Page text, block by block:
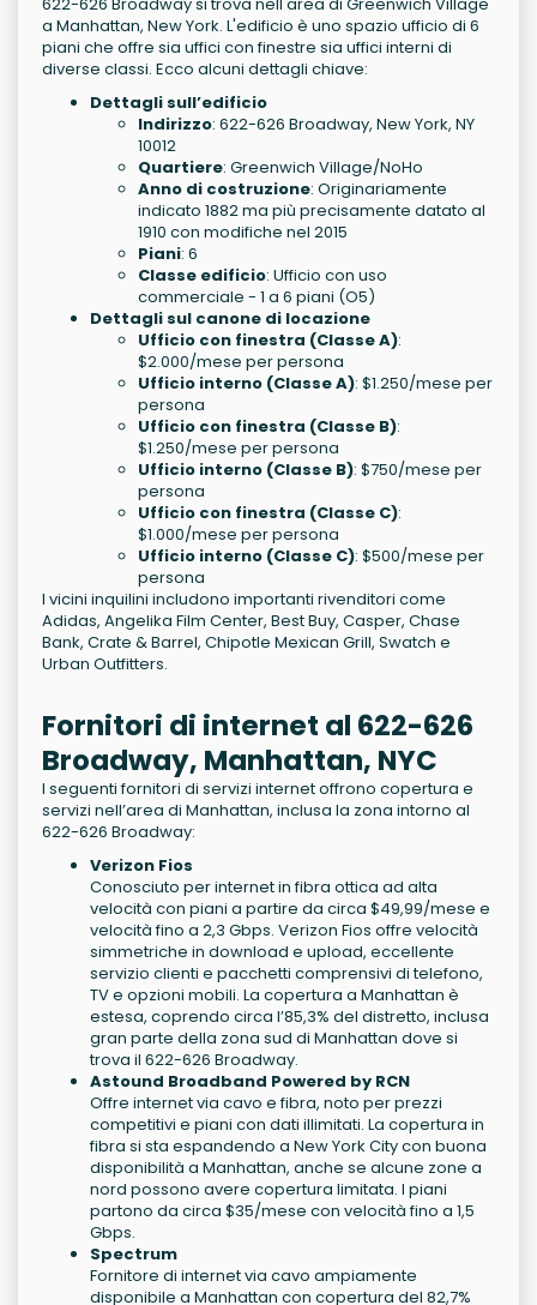
a Manhattan, New York. L'edificio è uno spazio ufficio di 6
piani che offre sia uffici con finestre sia uffici interni di
diverse classi. Ecco alcuni dettagli chiave:
Dettagli sull’edificio
Indirizzo: 622-626 Broadway, New York, NY
10012
Quartiere: Greenwich Village/NoHo
Anno di costruzione: Originariamente
indicato 1882 ma più precisamente datato al
1910 con modifiche nel 2015
Piani: 6
Classe edificio: Ufficio con uso
commerciale - 1 a 6 piani (O5)
Dettagli sul canone di locazione
Ufficio con finestra (Classe A):
$2.000/mese per persona
Ufficio interno (Classe A): $1.250/mese per
persona
Ufficio con finestra (Classe B):
$1.250/mese per persona
Ufficio interno (Classe B): $750/mese per
persona
Ufficio con finestra (Classe C):
$1.000/mese per persona
Ufficio interno (Classe C): $500/mese per
persona
I vicini inquilini includono importanti rivenditori come
Adidas, Angelika Film Center, Best Buy, Casper, Chase
Bank, Crate & Barrel, Chipotle Mexican Grill, Swatch e
Urban Outfitters.
Fornitori di internet al 622-626
Broadway, Manhattan, NYC
I seguenti fornitori di servizi internet offrono copertura e
servizi nell’area di Manhattan, inclusa la zona intorno al
622-626 Broadway:
Verizon Fios
Conosciuto per internet in fibra ottica ad alta
velocità con piani a partire da circa $49,99/mese e
velocità fino a 2,3 Gbps. Verizon Fios offre velocità
simmetriche in download e upload, eccellente
servizio clienti e pacchetti comprensivi di telefono,
TV e opzioni mobili. La copertura a Manhattan è
estesa, coprendo circa l’85,3% del distretto, inclusa
gran parte della zona sud di Manhattan dove si
trova il 622-626 Broadway.
Astound Broadband Powered by RCN
Offre internet via cavo e fibra, noto per prezzi
competitivi e piani con dati illimitati. La copertura in
fibra si sta espandendo a New York City con buona
disponibilità a Manhattan, anche se alcune zone a
nord possono avere copertura limitata. I piani
partono da circa $35/mese con velocità fino a 1,5
Gbps.
Spectrum
Fornitore di internet via cavo ampiamente
disponibile a Manhattan con copertura del 82,7%